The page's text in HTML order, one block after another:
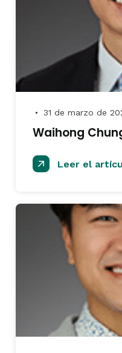
● 31 de marzo de
Waihong
Leer el